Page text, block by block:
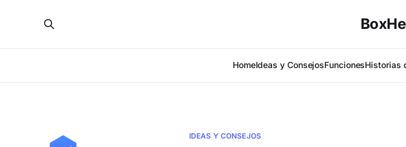
HomeIdeas y ConsejosFuncionesHistorias
IDEAS Y CONSEJOS